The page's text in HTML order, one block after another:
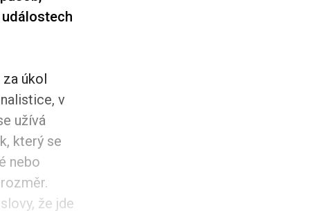
za úkol
v
užívá
který se
nebo
že jde